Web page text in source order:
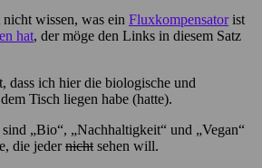
wissen, was ein Fluxkompensatorist
hat, der möge den Links in diesem Satz
dass ich hier die biologische und
Tisch liegen habe (hatte).
„Bio“, „Nachhaltigkeit“ und „Vegan“
die jedernichtsehen will.